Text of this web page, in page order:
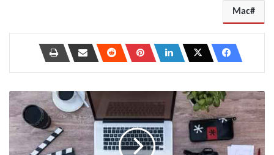
Mac
أفضل
7
طرق
لإصلاح
عدم